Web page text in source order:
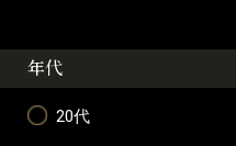
年代
20代